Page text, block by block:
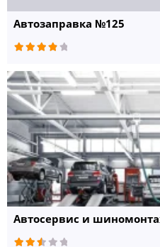
Автозаправка №125
Автосервис и